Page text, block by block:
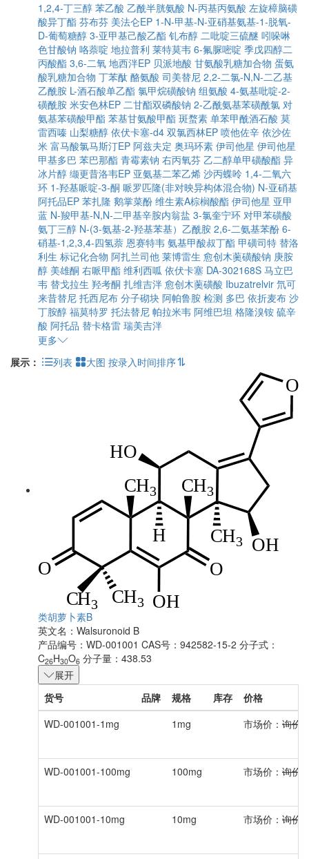
1,2,4-丁三醇 苯乙酸 乙酰半胱氨酸 N-丙基丙氨酸 左旋樟脑磺
酸异丁酯 芬布芬 美法仑EP 1-N-甲基-N-亚硝基氨基-1-脱氧-
D-葡萄糖醇 3-亚甲基己酸乙酯 钆布醇 二吡啶三硫醚 吲哚啉
色甘酸钠 咯萘啶 地拉普利 莱特莫韦 6-氟脲嘧啶 季戊四醇二
丙酸酯 3,6-二氧 地西泮EP 贝派地酸 甘氨酸乳糖加合物 蛋氨
酸乳糖加合物 丁苯酞 酪氨酸 司美替尼 2,2-二氯-N,N-二乙基
乙酰胺 L-酒石酸单乙酯 氯甲烷磺酸钠 组氨酸 4-氨基吡啶-2-
磺酰胺 米安色林EP 二甘酯双磷酸钠 2-乙酰氨基苯磺酰氯 对
氨基苯磺酸甲酯 苯基甘氨酸甲酯 斑蝥素 单苯甲酰酒石酸 莫
雷西嗪 山梨糖醇 依伏卡塞-d4 双氯西林EP 喷他佐辛 依沙佐
米 富马酸氯马斯汀EP 阿兹夫定 奥玛环素 伊司他星 伊司他星
甲基多巴 苯巴那酯 青霉素钠 右丙氧芬 乙二醇单甲磺酸酯 异
冰片醇 缬更昔洛韦EP 亚氨基二苯乙烯 沙丙蝶呤 1,4-二氧六
环 1-羟基哌啶-3-酮 哌罗匹隆(非对映异构体混合物) N-亚硝基
阿托品EP 苯扎隆 鹅掌菜酚 维生素A棕榈酸酯 伊司他星 亚甲
蓝 N-羧甲基-N,N-二甲基辛胺内翁盐 3-氯奎宁环 对甲苯磺酸
氨丁三醇 N-(3-氨基-2-羟基苯基）乙酰胺 2,6-二氨基苯酚 6-
硝基-1,2,3,4-四氢萘 恩赛特韦 氨基甲酸叔丁酯 甲磺司特 替洛
利生 标记化合物 阿扎兰司他 莱博雷生 愈创木薁磺酸钠 庚胺
醇 美雄酮 右哌甲酯 维利西呱 依伏卡塞 DA-302168S 马立巴
韦 替戈拉生 羟考酮 扎维吉泮 愈创木薁磺酸 Ibuzatrelvir 氘可
来昔替尼 托西尼布 分子砌块 阿帕鲁胺 检测 多巴 依折麦布 沙
丁胺醇 福莫特罗 托法替尼 帕拉米韦 阿维巴坦 格隆溴铵 硫辛
酸 阿托品 替卡格雷 瑞美吉泮
更多
展示：
列表 大图 按录入时间排序
类胡萝卜素B
英文名： Walsuronoid B
产品编号：WD-001001 CAS号：942582-15-2 分子式：
C26H30O6 分子量：438.53
展开
货号
品牌 规格 库存
价格
WD-001001-1mg
1mg 市场价： 询价
WD-001001-100mg 100mg 市场价： 询价
WD-001001-10mg 10mg 市场价： 询价